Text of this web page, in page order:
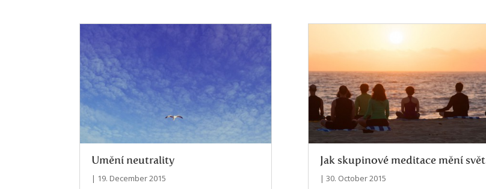
Umění neutrality
| 19. December 2015
Jak skupinové meditace mění svět
| 30. October 2015